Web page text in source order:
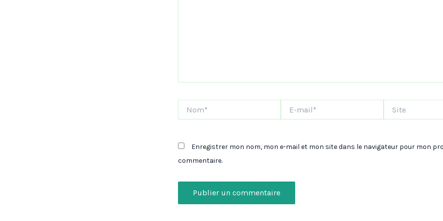
mail*
Enregistrer mon nom, mon e-mail et mon site dans le navigateur pour mon
commentaire.